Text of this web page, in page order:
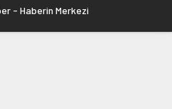
- Haberin Merkezi